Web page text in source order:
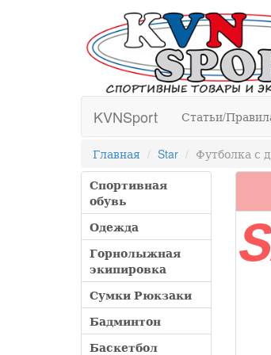
KVNSport Статьи/
Главная Star
Футболка с
Спортивная
обувь
Одежда
Горнолыжная
экипировка
Сумки Рюкзаки
Бадминтон
Баскетбол